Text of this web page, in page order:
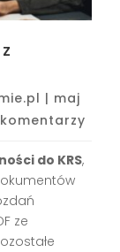
| maj
do KRS,
ze